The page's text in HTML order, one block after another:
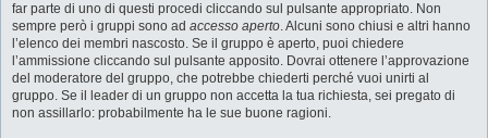
far parte di uno di questi procedi cliccando sul pulsante appropriato. Non
sempre però i gruppi sono ad accesso aperto. Alcuni sono chiusi e altri hanno
l’elenco dei membri nascosto. Se il gruppo è aperto, puoi chiedere
l’ammissione cliccando sul pulsante apposito. Dovrai ottenere l’approvazione
del moderatore del gruppo, che potrebbe chiederti perché vuoi unirti al
gruppo. Se il leader di un gruppo non accetta la tua richiesta, sei pregato di
non assillarlo: probabilmente ha le sue buone ragioni.